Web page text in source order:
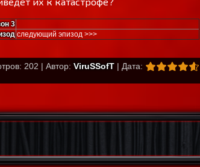
3
следующий эпизод >>>
202 | Автор: ViruSSofT | Дата: